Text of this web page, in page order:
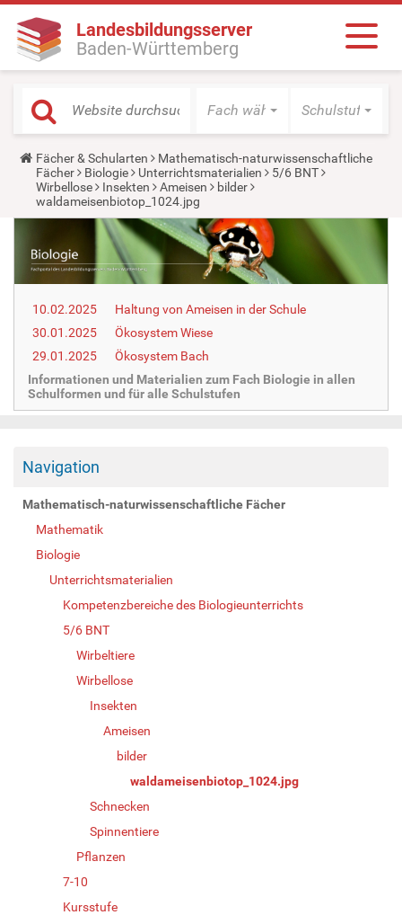
Landesbildungsserver
Baden-Württemberg
Fach wählen Schulstufe
Y
o
u
a
r
e
r
e
Fächer & Schularten
Mathematisch-naturwissenschaftliche
Fächer
Biologie Unterrichtsmaterialien
5/6 BNT
Wirbellose
Insekten Ameisen
bilder
waldameisenbiotop_1024.jpg
10.02.2025
Haltung von Ameisen in der Schule
30.01.2025
Ökosystem Wiese
29.01.2025
Ökosystem Bach
Informationen und Materialien zum Fach Biologie in allen
Schulformen und für alle Schulstufen
Navigation
Mathematisch-naturwissenschaftliche Fächer
Mathematik
Biologie
Unterrichtsmaterialien
Kompetenzbereiche des Biologieunterrichts
5/6 BNT
Wirbeltiere
Wirbellose
Insekten
Ameisen
bilder
waldameisenbiotop_1024.jpg
Schnecken
Spinnentiere
Pflanzen
7-10
Kursstufe